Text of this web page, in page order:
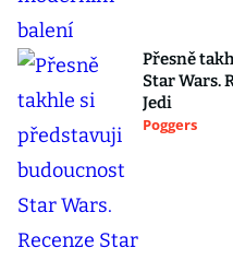
Přesně
Star Wars.
Jedi
Poggers